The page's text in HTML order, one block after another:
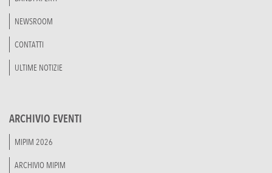
NEWSROOM
CONTATTI
ULTIME NOTIZIE
ARCHIVIO EVENTI
MIPIM 2026
ARCHIVIO MIPIM